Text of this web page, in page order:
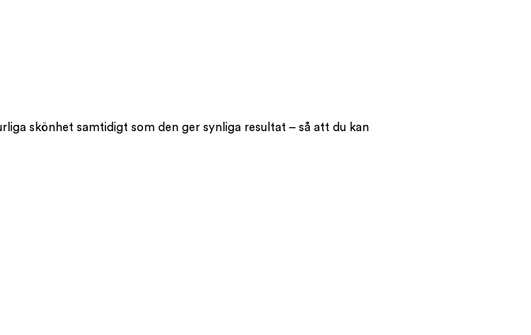
skönhet samtidigt som den ger synliga resultat – så att du kan